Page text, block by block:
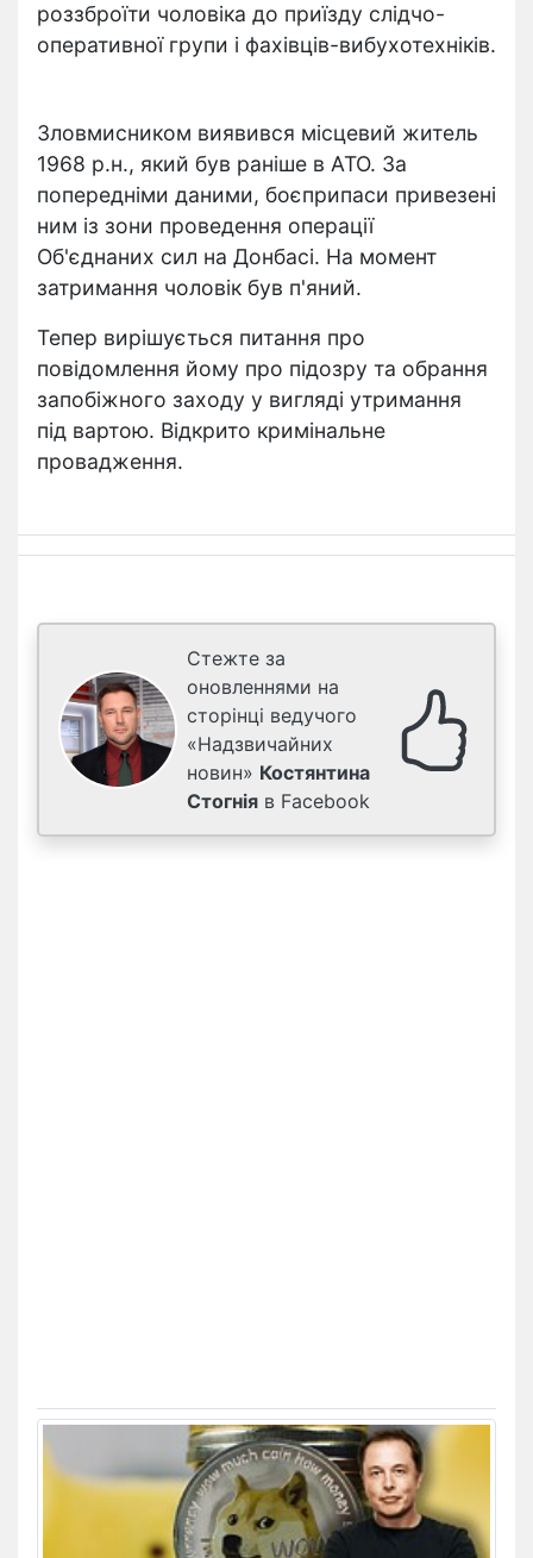
роззброїти чоловіка до приїзду слідчо-
оперативної групи і фахівців-вибухотехніків.
Зловмисником виявився місцевий житель
1968 р.н., який був раніше в АТО. За
попередніми даними, боєприпаси привезені
ним із зони проведення операції
Об'єднаних сил на Донбасі. На момент
затримання чоловік був п'яний.
Тепер вирішується питання про
повідомлення йому про підозру та обрання
запобіжного заходу у вигляді утримання
під вартою. Відкрито кримінальне
провадження.
Стежте за
оновленнями на
сторінці ведучого
«Надзвичайних
новин» Костянтина
Стогнія в Facebook